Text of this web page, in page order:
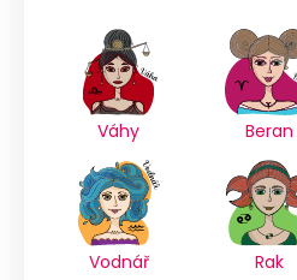
Váhy Beran
Vodnář Rak